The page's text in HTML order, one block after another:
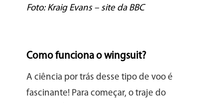
Foto: Kraig Evans – site da BBC
Como funciona o wingsuit?
A ciência por trás desse tipo de voo é
fascinante! Para começar, o traje do